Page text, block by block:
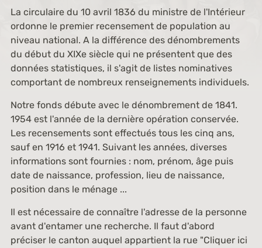
La circulaire du 10 avril 1836 du ministre de l'Intérieur
ordonne le premier recensement de population au
niveau national. A la différence des dénombrements
du début du XIXe siècle qui ne présentent que des
données statistiques, il s'agit de listes nominatives
comportant de nombreux renseignements individuels.
Notre fonds débute avec le dénombrement de 1841.
1954 est l'année de la dernière opération conservée.
Les recensements sont effectués tous les cinq ans,
sauf en 1916 et 1941. Suivant les années, diverses
informations sont fournies : nom, prénom, âge puis
date de naissance, profession, lieu de naissance,
position dans le ménage ...
Il est nécessaire de connaître l'adresse de la personne
avant d'entamer une recherche. Il faut d'abord
préciser le canton auquel appartient la rue "Cliquer ici